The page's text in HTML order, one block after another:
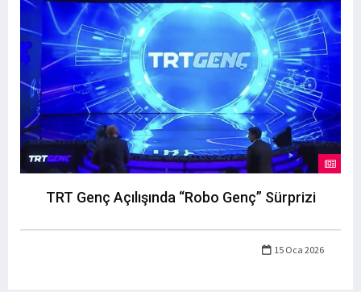
TRT Genç Açılışında “Robo Genç” Sürprizi
15 Oca 2026